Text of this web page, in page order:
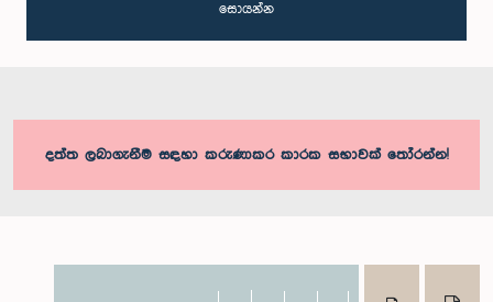
සොයන්න
දත්ත ලබාගැනීම සඳහා කරුණාකර කාරක සභාවක් තෝරන්න!